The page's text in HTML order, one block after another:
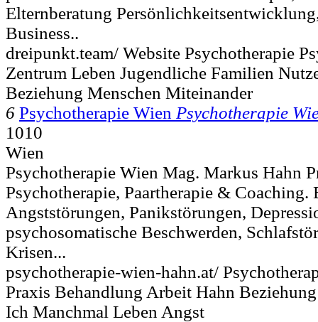
Elternberatung
Business..
dreipunkt.team/ Website Psychotherapie
Zentrum Leben Jugendliche Familien
Beziehung Menschen Miteinander
6 Psychotherapie Wien Psychotherapie
1010
Wien
Psychotherapie Wien Mag. Markus Hahn
Psychotherapie, Paartherapie & Coaching.
Angststörungen, Panikstörungen,
psychosomatische Beschwerden,
Krisen...
psychotherapie-wien-hahn.at/
Praxis Behandlung Arbeit Hahn
Ich Manchmal Leben Angst